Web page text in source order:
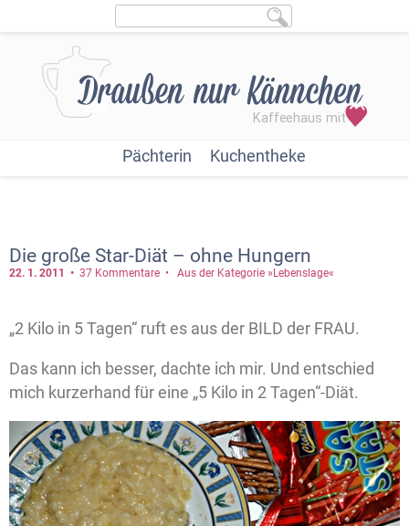
Pächterin Kuchentheke
Die große Star-Diät – ohne Hungern
22. 1. 2011 37 Kommentare Aus der Kategorie »Lebenslage«
„2 Kilo in 5 Tagen“ ruft es aus der BILD der FRAU.
Das kann ich besser, dachte ich mir. Und entschied
mich kurzerhand für eine „5 Kilo in 2 Tagen“-Diät.